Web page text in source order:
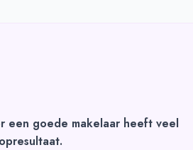
een goede makelaar heeft veel